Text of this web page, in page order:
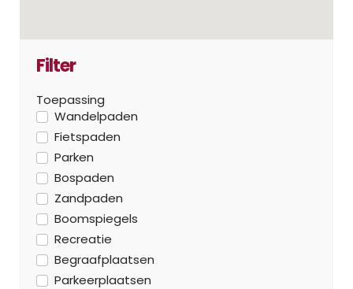
Filter
Toepassing
Wandelpaden
Fietspaden
Parken
Bospaden
Zandpaden
Boomspiegels
Recreatie
Begraafplaatsen
Parkeerplaatsen